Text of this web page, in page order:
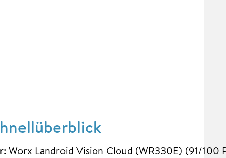
Worx Landroid Vision Cloud (WR330E) (91/100